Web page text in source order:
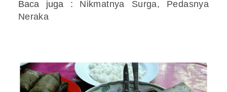
Baca juga : Nikmatnya Surga, Pedasnya
Neraka